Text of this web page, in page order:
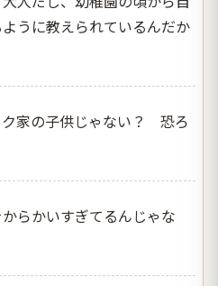
うに教えられているんだか
家の子供じゃない？ 恐ろ
らかいすぎてるんじゃな